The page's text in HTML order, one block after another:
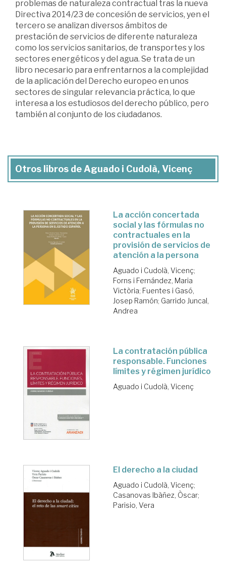
problemas de naturaleza contractual tras la nueva
Directiva 2014/23 de concesión de servicios, yen el
tercero se analizan diversos ámbitos de
prestación de servicios de diferente naturaleza
como los servicios sanitarios, de transportes y los
sectores energéticos y del agua. Se trata de un
libro necesario para enfrentarnos a la complejidad
de la aplicación del Derecho europeo en unos
sectores de singular relevancia práctica, lo que
interesa a los estudiosos del derecho público, pero
también al conjunto de los ciudadanos.
Otros libros de Aguado i Cudolà, Vicenç
La acción concertada
social y las fórmulas no
contractuales en la
provisión de servicios de
atención a la persona
Aguado i Cudolà, Vicenç;
Forns i Fernández, Maria
Victòria; Fuentes i Gasó,
Josep Ramón; Garrido Juncal,
Andrea
La contratación pública
responsable. Funciones
límites y régimen jurídico
Aguado i Cudolà, Vicenç
El derecho a la ciudad
Aguado i Cudolà, Vicenç;
Casanovas Ibàñez, Òscar;
Parisio, Vera